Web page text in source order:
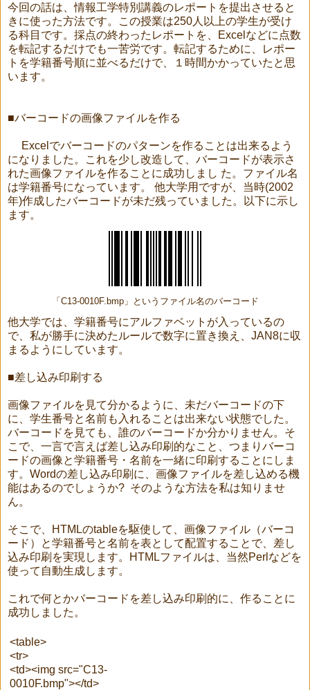
今回の話は、情報工学特別講義のレポートを提出させると
きに使った方法です。この授業は250人以上の学生が受け
る科目です。採点の終わったレポートを、Excelなどに点数
を転記するだけでも一苦労です。転記するために、レポー
トを学籍番号順に並べるだけで、１時間かかっていたと思
います。
■バーコードの画像ファイルを作る
Excelでバーコードのパターンを作ることは出来るよう
になりました。これを少し改造して、バーコードが表示さ
れた画像ファイルを作ることに成功しまし た。ファイル名
は学籍番号になっています。 他大学用ですが、当時(2002
年)作成したバーコードが未だ残っていました。以下に示し
ます。
「C13-0010F.bmp」というファイル名のバーコード
他大学では、学籍番号にアルファベットが入っているの
で、私が勝手に決めたルールで数字に置き換え、JAN8に収
まるようにしています。
■差し込み印刷する
画像ファイルを見て分かるように、未だバーコードの下
に、学生番号と名前も入れることは出来ない状態でした。
バーコードを見ても、誰のバーコードか分かりません。そ
こで、一言で言えば差し込み印刷的なこと、つまりバーコ
ードの画像と学籍番号・名前を一緒に印刷することにしま
す。Wordの差し込み印刷に、画像ファイルを差し込める機
能はあるのでしょうか? そのような方法を私は知りませ
ん。
そこで、HTMLのtableを駆使して、画像ファイル（バーコ
ード）と学籍番号と名前を表として配置することで、差し
込み印刷を実現します。HTMLファイルは、当然Perlなどを
使って自動生成します。
これで何とかバーコードを差し込み印刷的に、作ることに
成功しました。
<table>
<tr>
<td><img src="C13-
0010F.bmp"></td>